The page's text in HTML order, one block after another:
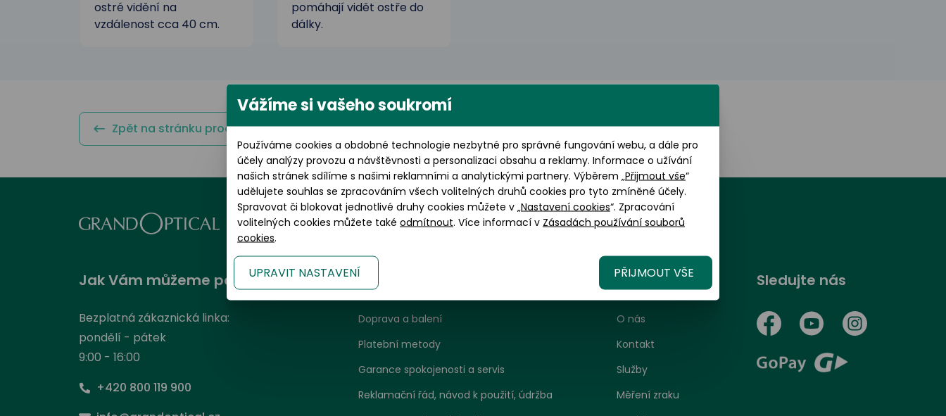
ostré vidění na
vzdálenost cca 40 cm.
pomáhají vidět ostře do
dálky.
Zpět na stránku produktu
Jak Vám můžeme pomoci?
Bezplatná zákaznická linka:
pondělí - pátek
9:00 - 16:00
+420 800 119 900
Informace a zákaznický servis
Doprava a balení
Platební metody
Garance spokojenosti a servis
Reklamační řád, návod k použití, údržba
GrandOptical
O nás
Kontakt
Služby
Měření zraku
Sledujte nás
Vážíme si vašeho soukromí
Používáme cookies a obdobné technologie nezbytné pro správné fungování webu, a dále pro
účely analýzy provozu a návštěvnosti a personalizaci obsahu a reklamy. Informace o užívání
našich stránek sdílíme s našimi reklamními a analytickými partnery. Výběrem „Přijmout vše“
udělujete souhlas se zpracováním všech volitelných druhů cookies pro tyto zmíněné účely.
Spravovat či blokovat jednotlivé druhy cookies můžete v „Nastavení cookies“. Zpracování
volitelných cookies můžete také odmítnout. Více informací v Zásadách používání souborů
cookies.
UPRAVIT NASTAVENÍ PŘIJMOUT VŠE